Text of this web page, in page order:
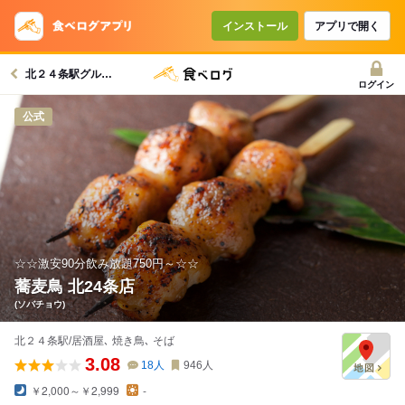
インストール アプリで開く
北２４条駅グルメへ
ログイン
公式
☆☆激安90分飲み放題750円～☆☆
蕎麦鳥 北24条店
(ソバチョウ)
北２４条駅/居酒屋､ 焼き鳥､ そば
3.08 18人 946 人
￥2,000～￥2,999
-